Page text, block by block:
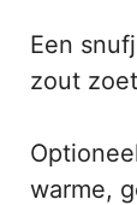
Een
zout
warme,